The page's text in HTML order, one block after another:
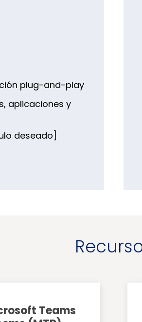
plug-and-play
aplicaciones y
deseado]
Teams